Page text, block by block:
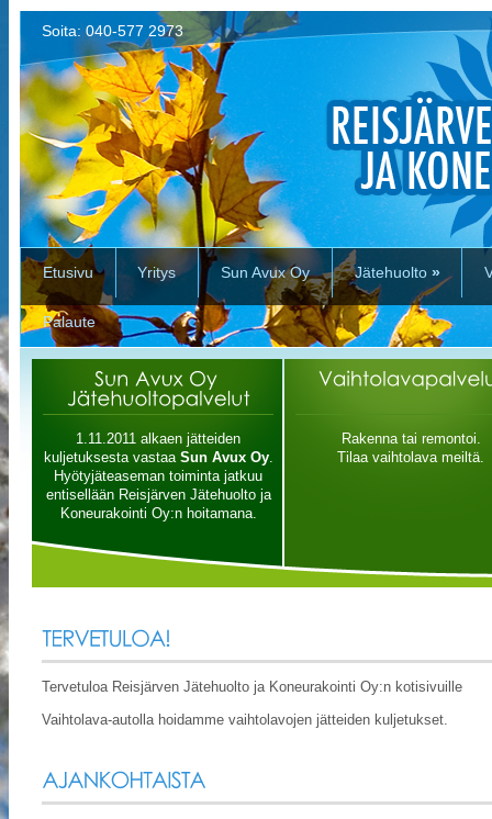
Soita: 040-577 2973
Etusivu Yritys Sun Avux Oy Jätehuolto »
Palaute
1.11.2011 alkaen jätteiden
kuljetuksesta vastaaSun Avux Oy.
Hyötyjäteaseman toiminta jatkuu
entisellään Reisjärven Jätehuolto ja
Koneurakointi Oy:n hoitamana.
Rakenna tai remontoi.
Tilaa vaihtolava meiltä.
Tervetuloa Reisjärven Jätehuolto ja Koneurakointi Oy:n kotisivuille
Vaihtolava-autolla hoidamme vaihtolavojen jätteiden kuljetukset.